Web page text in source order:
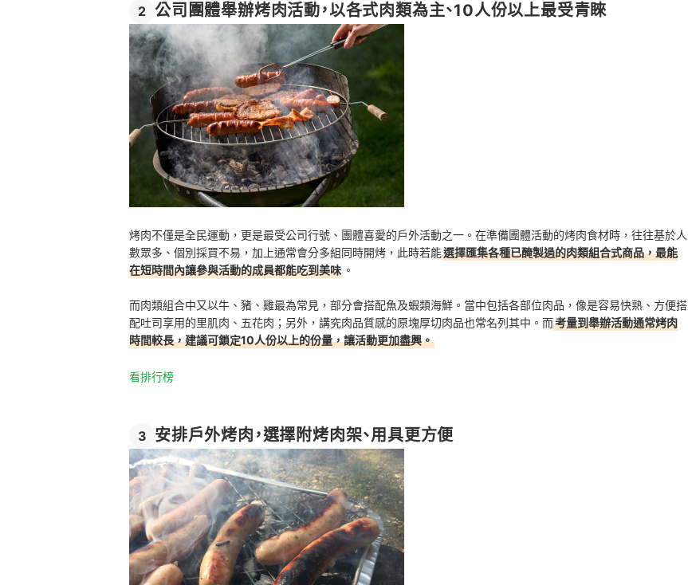
2 公司團體舉辦烤肉活動，以各式肉類為主、10人份以上最受青睞
烤肉不僅是全民運動，更是最受公司行號、團體喜愛的戶外活動之一。在準備團體活動的烤肉食材時，往往基於人
數眾多、個別採買不易，加上通常會分多組同時開烤，此時若能選擇匯集各種已醃製過的肉類組合式商品，最能
在短時間內讓參與活動的成員都能吃到美味 。
而肉類組合中又以牛、豬、雞最為常見，部分會搭配魚及蝦類海鮮。當中包括各部位肉品，像是容易快熟、方便搭
配吐司享用的里肌肉、五花肉；另外，講究肉品質感的原塊厚切肉品也常名列其中。而考量到舉辦活動通常烤肉
時間較長，建議可鎖定10人份以上的份量，讓活動更加盡興。
看排行榜
3 安排戶外烤肉，選擇附烤肉架、用具更方便